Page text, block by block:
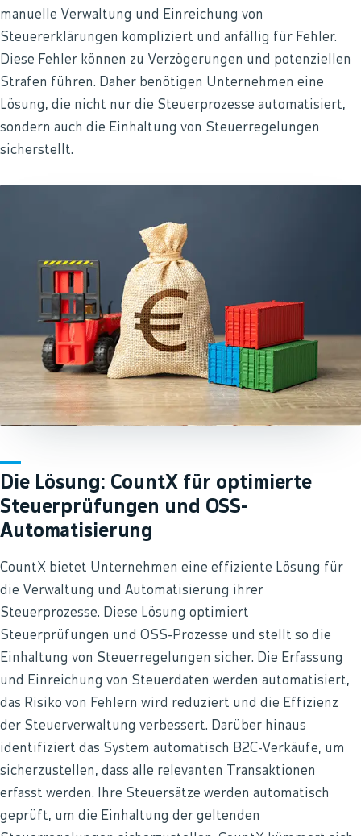
manuelle Verwaltung und Einreichung von
Steuererklärungen kompliziert und anfällig für Fehler.
Diese Fehler können zu Verzögerungen und potenziellen
Strafen führen. Daher benötigen Unternehmen eine
Lösung, die nicht nur die Steuerprozesse automatisiert,
sondern auch die Einhaltung von Steuerregelungen
sicherstellt.
Die Lösung: CountX für optimierte
Steuerprüfungen und OSS-
Automatisierung
CountX bietet Unternehmen eine effiziente Lösung für
die Verwaltung und Automatisierung ihrer
Steuerprozesse. Diese Lösung optimiert
Steuerprüfungen und OSS-Prozesse und stellt so die
Einhaltung von Steuerregelungen sicher. Die Erfassung
und Einreichung von Steuerdaten werden automatisiert,
das Risiko von Fehlern wird reduziert und die Effizienz
der Steuerverwaltung verbessert. Darüber hinaus
identifiziert das System automatisch B2C-Verkäufe, um
sicherzustellen, dass alle relevanten Transaktionen
erfasst werden. Ihre Steuersätze werden automatisch
geprüft, um die Einhaltung der geltenden